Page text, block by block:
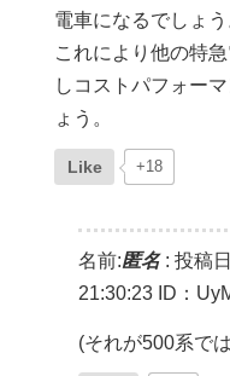
電車になるでしょう
これにより他の特
しコストパフォー
ょう。
Like +18
名前:匿名: 投稿
21:30:23 ID：
(それが500系で